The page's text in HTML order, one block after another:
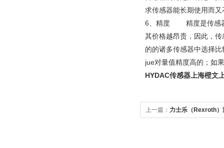
求传感器能长期使用而
6、精度 精度是传感器
其价格越昂贵，因此，
的的诸多传感器中选择
jue对量值精度高的；如
HYDAC传感器上海橙
上一篇： 力士乐（Rexroth）